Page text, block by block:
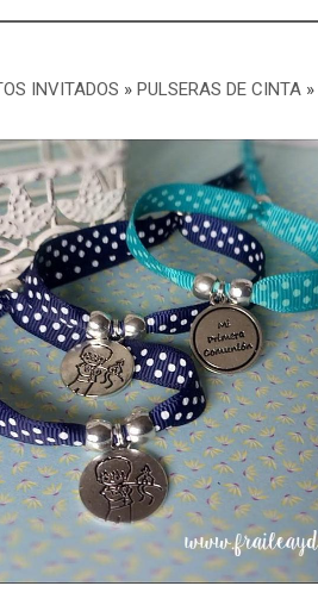
INVITADOS » PULSERAS DE CINTA»